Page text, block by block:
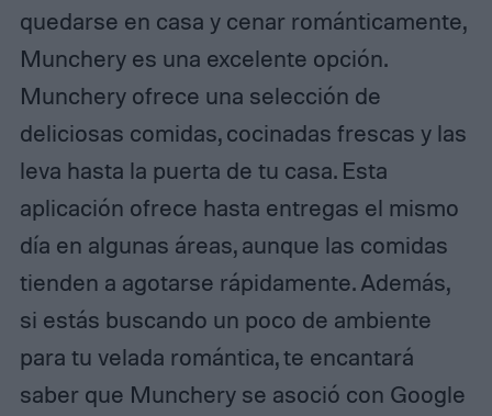
quedarse en casa y cenar románticamente,
Munchery es una excelente opción.
Munchery ofrece una selección de
deliciosas comidas, cocinadas frescas y las
leva hasta la puerta de tu casa. Esta
aplicación ofrece hasta entregas el mismo
día en algunas áreas, aunque las comidas
tienden a agotarse rápidamente. Además,
si estás buscando un poco de ambiente
para tu velada romántica, te encantará
saber que Munchery se asoció con Google